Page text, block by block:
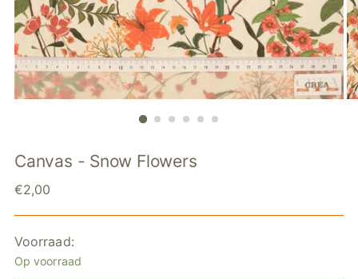
Canvas - Snow Flowers
Standaardprijs
€2,00
Voorraad:
Op voorraad